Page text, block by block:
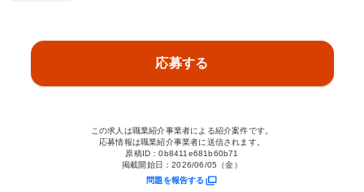
応募する
この求人は職業紹介事業者による紹介案件です。
応募情報は職業紹介事業者に送信されます。
原稿ID：0b8411e681b60b71
掲載開始日：2026/06/05（金）
問題を報告する